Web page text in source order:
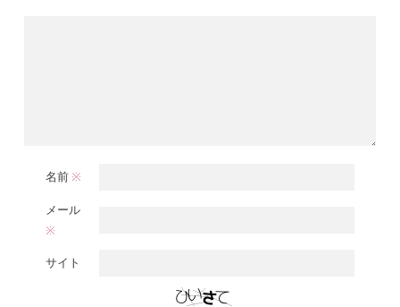
名前 ※
メール
※
サイト